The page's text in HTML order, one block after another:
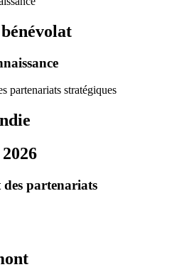
partenariats